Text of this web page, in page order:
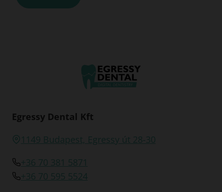
Egressy Dental Kft
1149 Budapest, Egressy út 28-30
+36 70 381 5871
+36 70 595 5524